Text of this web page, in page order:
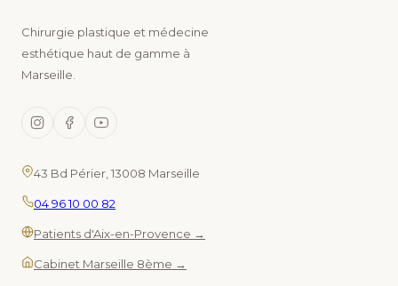
Chirurgie plastique et médecine
esthétique haut de gamme à
Marseille.
43 Bd Périer, 13008 Marseille
04 96 10 00 82
Patients d'Aix-en-Provence →
Cabinet Marseille 8ème →